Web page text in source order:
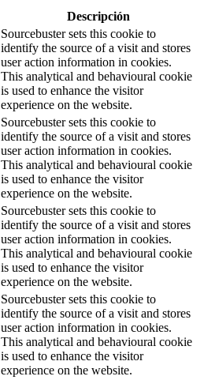
Descripción
Sourcebuster sets this cookie to
identify the source of a visit and stores
user action information in cookies.
This analytical and behavioural cookie
is used to enhance the visitor
experience on the website.
Sourcebuster sets this cookie to
identify the source of a visit and stores
user action information in cookies.
This analytical and behavioural cookie
is used to enhance the visitor
experience on the website.
Sourcebuster sets this cookie to
identify the source of a visit and stores
user action information in cookies.
This analytical and behavioural cookie
is used to enhance the visitor
experience on the website.
Sourcebuster sets this cookie to
identify the source of a visit and stores
user action information in cookies.
This analytical and behavioural cookie
is used to enhance the visitor
experience on the website.